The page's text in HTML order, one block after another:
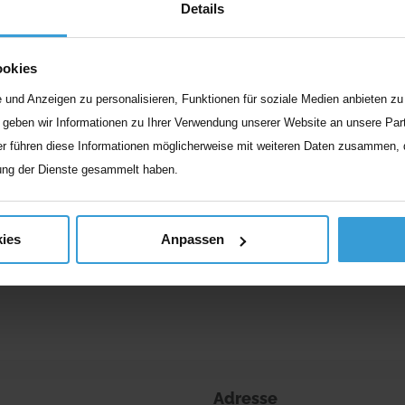
Details
Anzeigen zu personalisieren, Funktionen für soziale Medien anbieten
wir Informationen zu Ihrer Verwendung unserer Website an unsere
führen diese Informationen möglicherweise mit weiteren Daten
der Dienste gesammelt haben.
Anpassen
Tiere in der Pflege: Mach
Seine Zunge hängt weit aus dem Mund,
Weiterlesen
Adresse